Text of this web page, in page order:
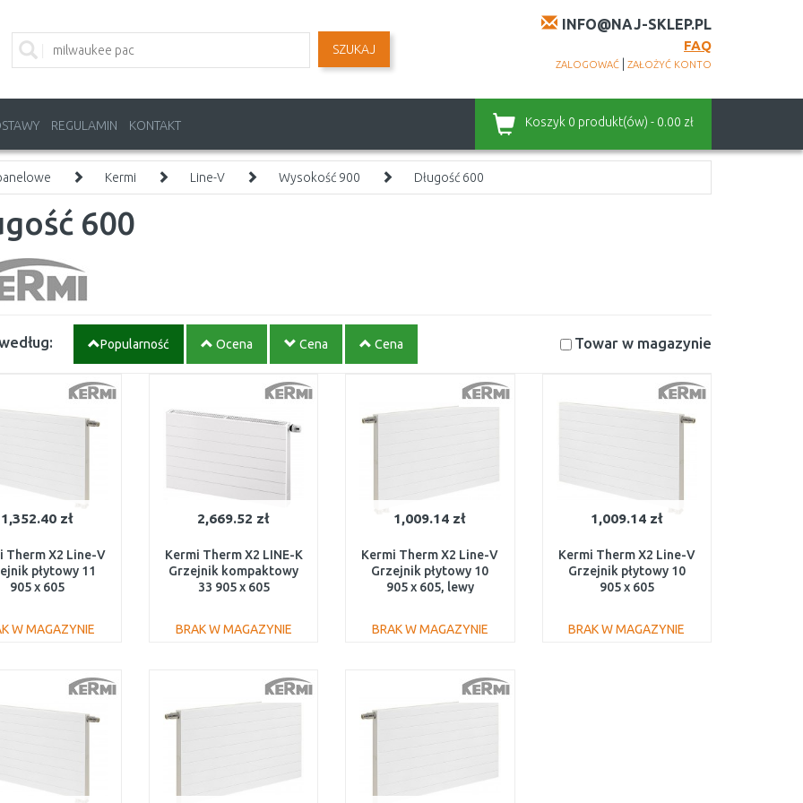
INFO@NAJ-SKLEP.PL
FAQ
ZALOGOWAĆ ZAŁOŻYĆ KONTO
SZUKAJ
REGULAMIN KONTAKT Koszyk 0 produkt(ów) - 0.00 zł
Kermi Line-V Wysokość 900 Długość 600
600
Popularność Ocena Cena Cena Towar w magazynie
1,352.40 zł
Therm X2 Line-V
płytowy 11
905 x 605
W MAGAZYNIE
Do porównania
2,669.52 zł
Kermi Therm X2 LINE-K
Grzejnik kompaktowy
33 905 x 605
BRAK W MAGAZYNIE
Do porównania
1,009.14 zł
Kermi Therm X2 Line-V
Grzejnik płytowy 10
905 x 605, lewy
BRAK W MAGAZYNIE
Do porównania
1,009.14 zł
Kermi Therm X2 Line-V
Grzejnik płytowy 10
905 x 605
BRAK W MAGAZYNIE